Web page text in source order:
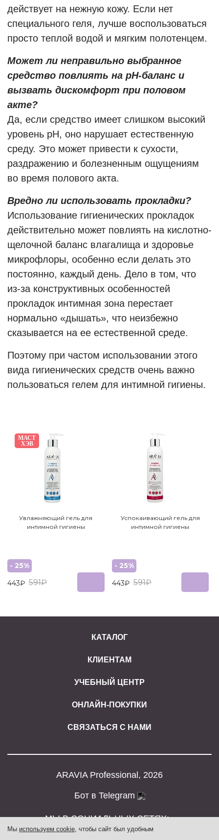
действует на нежную кожу. Если нет
специального геля, лучше воспользоваться
просто теплой водой и мягким полотенцем.
Может ли неправильно выбранное
средство повлиять на pH-баланс и
вызвать дискомфорт при половом
акте?
Да, если средство имеет слишком высокий
уровень pH, оно нарушает естественную
среду. Это может привести к сухости,
раздражению и болезненным ощущениям
во время полового акта.
Вредно ли использовать прокладки?
Использование гигиенических прокладок
действительно может повлиять на кислотно-
щелочной баланс влагалища и здоровье
микрофлоры, особенно если делать это
постоянно, каждый день. Дело в том, что
из-за конструктивных особенностей
прокладок интимная зона перестает
нормально «дышать», что неизбежно
сказывается на ее естественной среде.
Поэтому при частом использовании этого
вида гигиенических средств очень важно
пользоваться гелем для интимной гигиены.
МАСТ
ХЭВ
Увлажняющий гель для
интимной гигиены
- 25%
443₽ 591₽
Успокаивающий гель для
интимной гигиены
- 25%
443₽ 591₽
КАТАЛОГ
КЛИЕНТАМ
УЧЕБНЫЙ ЦЕНТР
ОНЛАЙН-ПОКУПКИ
СВЯЗАТЬСЯ С НАМИ
ARAVIA Professional, 2026
Бот в Telegram
МЫ В СОЦИАЛЬНЫХ СЕТЯХ:
Мы используем cookie, чтобы сайт был удобным